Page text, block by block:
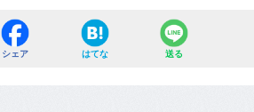
シェア はてな 送る